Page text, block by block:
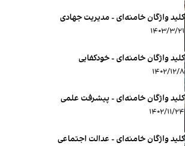
کلید واژگان خامنه‌ای - مدیریت جهادی
۱۴۰۳/۳/۲۱
کلید واژگان خامنه‌ای - خودکفایی
۱۴۰۲/۱۲/۸
کلید واژگان خامنه‌ای - پیشرفت علمی
۱۴۰۲/۱۱/۲۴
کلید واژگان خامنه‌ای - عدالت اجتماعی